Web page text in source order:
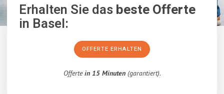
Erhalten Sie dasbeste Offerte
in Basel:
OFFERTE ERHALTEN
Offertein 15 Minuten(garantiert).